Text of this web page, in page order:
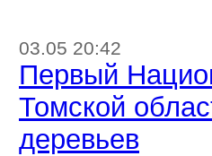
03.05 20:42
Первый
Томской
деревьев